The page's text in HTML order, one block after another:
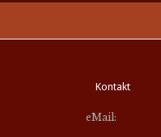
Kontakt
eMail: